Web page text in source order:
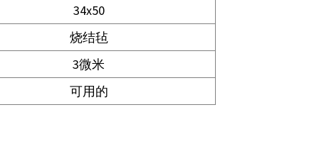
34x50
烧结毡
3微米
可用的